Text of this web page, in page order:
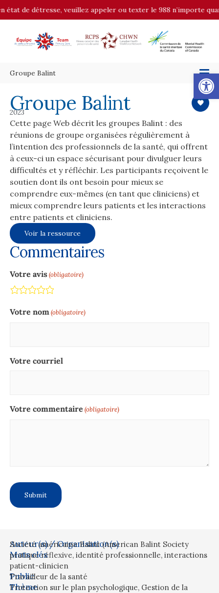
de détresse, veuillez appeler ou texter le 988 n’importe
Groupe Balint
Groupe Balint
2023
Cette page Web décrit les groupes Balint : des
réunions de groupe organisées régulièrement à
l’intention des professionnels de la santé, qui offrent
à ceux-ci un espace sécurisant pour divulguer leurs
difficultés et y réfléchir. Les participants reçoivent le
soutien dont ils ont besoin pour mieux se
comprendre eux-mêmes (en tant que cliniciens) et
mieux comprendre leurs patients et les interactions
entre patients et cliniciens.
Voir la ressource
Commentaires
Votre avis(obligatoire)
Pretty good
Neutral
Not so great
Terrible
Votre nom(obligatoire)
Votre courriel
Votre commentaire (obligatoire)
Auteur(s) / Organisation(s)
Société américaine Balint (American Balint Society
Mots clés
pratique réflexive, identité professionnelle, interactions
patient-clinicien
Public
Travailleur de la santé
Thème
Protection sur le plan psychologique, Gestion de la